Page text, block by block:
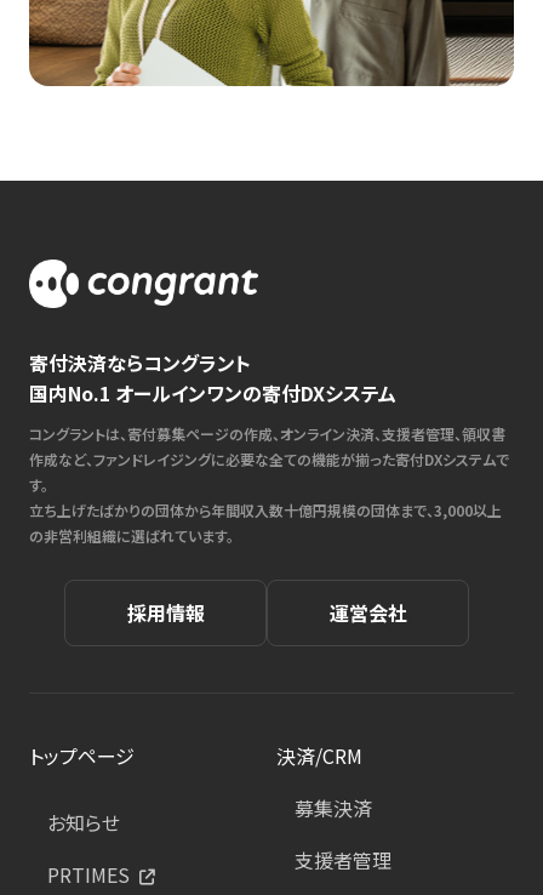
寄付決済ならコングラント
国内No.1 オールインワンの寄付DXシステム
コングラントは、寄付募集ページの作成、オンライン決済、支援者管理、領収書
作成など、ファンドレイジングに必要な全ての機能が揃った寄付DXシステムで
す。
立ち上げたばかりの団体から年間収入数十億円規模の団体まで、3,000以上
の非営利組織に選ばれています。
採用情報 運営会社
トップページ
お知らせ
PRTIMES
決済/CRM
募集決済
支援者管理